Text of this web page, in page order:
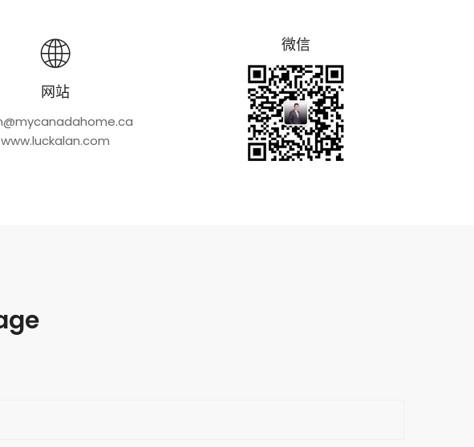
网站
www.luckalan.com
微信